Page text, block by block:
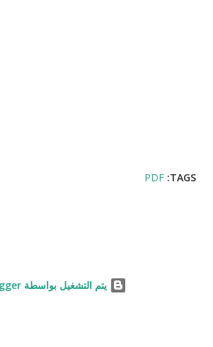
TAGS:
PDF
‏يتم التشغيل بواسطة Blogger